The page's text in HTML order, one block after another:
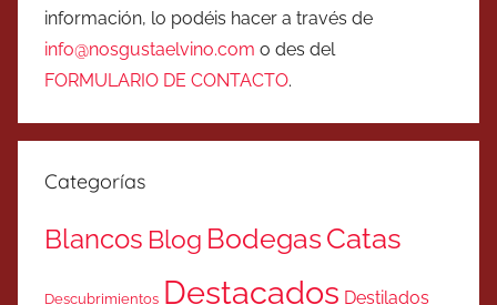
información, lo podéis hacer a través de
info@nosgustaelvino.com o des del
FORMULARIO DE CONTACTO.
Categorías
Blancos Blog BodegasCatas
Descubrimientos Destacados Destilados